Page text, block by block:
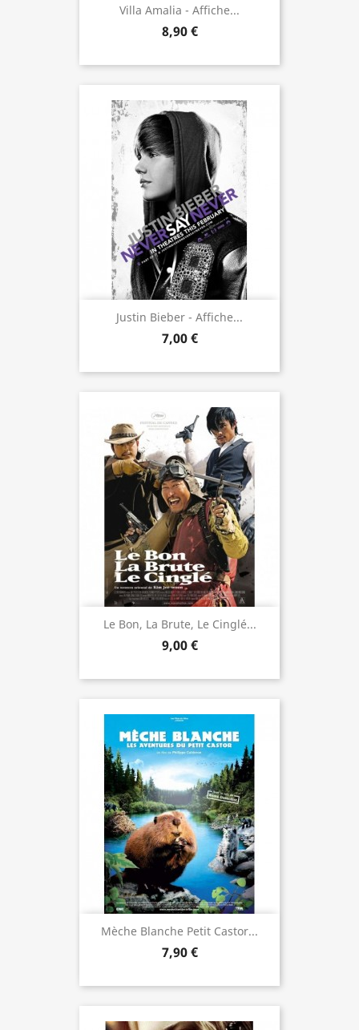
Villa Amalia - Affiche...
8,90 €
Justin Bieber - Affiche...
7,00 €
Le Bon, La Brute, Le Cinglé...
9,00 €
Mèche Blanche Petit Castor...
7,90 €